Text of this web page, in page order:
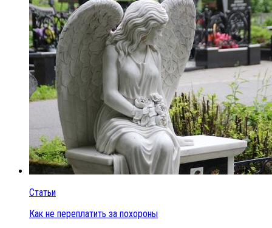
Статьи
Как не переплатить за похороны